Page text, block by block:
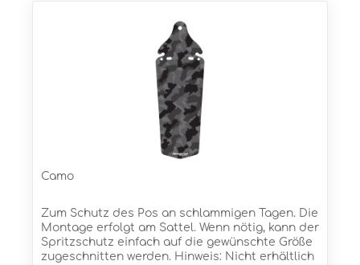
Camo
Zum Schutz des Pos an schlammigen Tagen. Die
Montage erfolgt am Sattel. Wenn nötig, kann der
Spritzschutz einfach auf die gewünschte Größe
zugeschnitten werden. Hinweis: Nicht erhältlich